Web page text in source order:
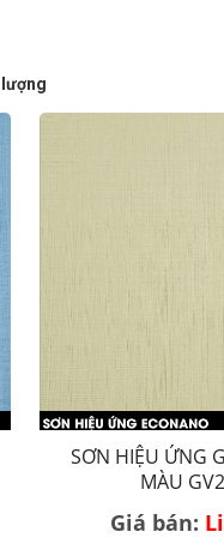
SƠN HIỆU ỨNG
MÀU
Giá bán: